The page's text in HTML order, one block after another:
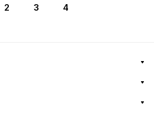
2 3 4